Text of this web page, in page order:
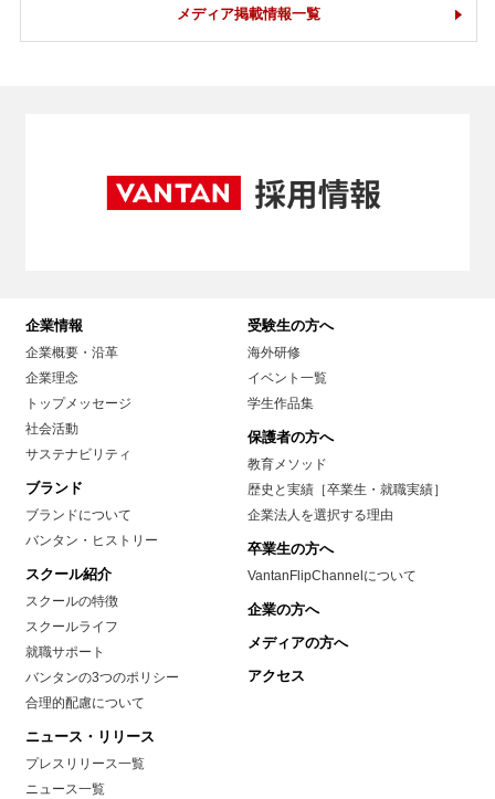
メディア掲載情報一覧
企業情報
企業概要・沿革
企業理念
トップメッセージ
社会活動
サステナビリティ
ブランド
ブランドについて
バンタン・ヒストリー
スクール紹介
スクールの特徴
スクールライフ
就職サポート
バンタンの3つのポリシー
合理的配慮について
ニュース・リリース
プレスリリース一覧
ニュース一覧
受験生の方へ
海外研修
イベント一覧
学生作品集
保護者の方へ
教育メソッド
歴史と実績［卒業生・就職実績］
企業法人を選択する理由
卒業生の方へ
VantanFlipChannelについて
企業の方へ
メディアの方へ
アクセス